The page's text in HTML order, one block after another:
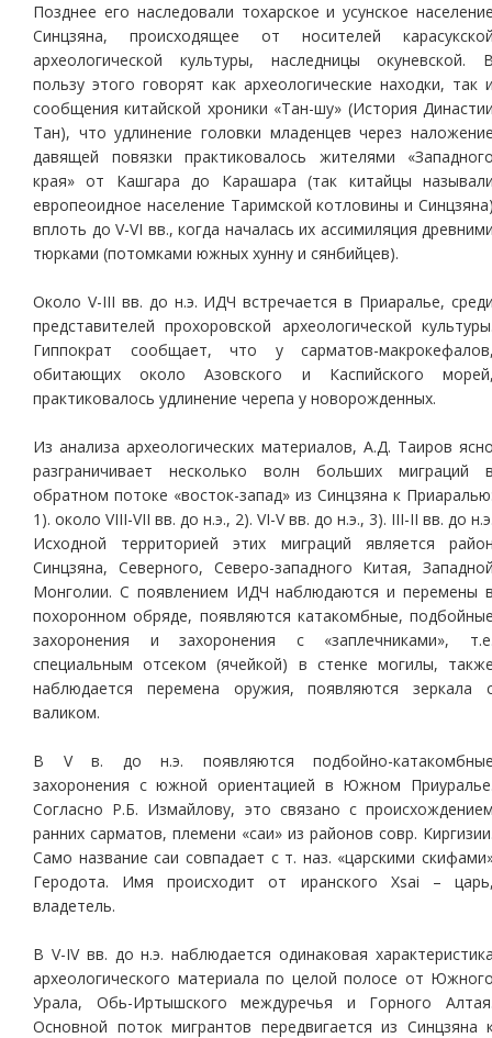
Позднее его наследовали тохарское и усунское
Синцзяна, происходящее от носителей
археологической культуры, наследницы окуневской.
пользу этого говорят как археологические находки, так
сообщения китайской хроники «Тан-шу» (История
Тан), что удлинение головки младенцев через
давящей повязки практиковалось жителями
края» от Кашгара до Карашара (так китайцы
европеоидное население Таримской котловины и
вплоть до V-VI вв., когда началась их ассимиляция
тюрками (потомками южных хунну и сянбийцев).
Около V-III вв. до н.э. ИДЧ встречается в Приаралье,
представителей прохоровской археологической
Гиппократ сообщает, что у сарматов-
обитающих около Азовского и Каспийского
практиковалось удлинение черепа у новорожденных.
Из анализа археологических материалов, А.Д. Таиров
разграничивает несколько волн больших миграций
обратном потоке «восток-запад» из Синцзяна к
1). около VIII-VII вв. до н.э., 2). VI-V вв. до н.э., 3). III-II вв. до
Исходной территорией этих миграций является
Синцзяна, Северного, Северо-западного Китая,
Монголии. С появлением ИДЧ наблюдаются и перемены
похоронном обряде, появляются катакомбные,
захоронения и захоронения с «заплечниками»,
специальным отсеком (ячейкой) в стенке могилы,
наблюдается перемена оружия, появляются зеркала
валиком.
В V в. до н.э. появляются подбойно-
захоронения с южной ориентацией в Южном
Согласно Р.Б. Измайлову, это связано с
ранних сарматов, племени «саи» из районов совр.
Само название саи совпадает с т. наз. «царскими
Геродота. Имя происходит от иранского Xsai –
владетель.
В V-IV вв. до н.э. наблюдается одинаковая
археологического материала по целой полосе от
Урала, Обь-Иртышского междуречья и Горного
Основной поток мигрантов передвигается из Синцзяна